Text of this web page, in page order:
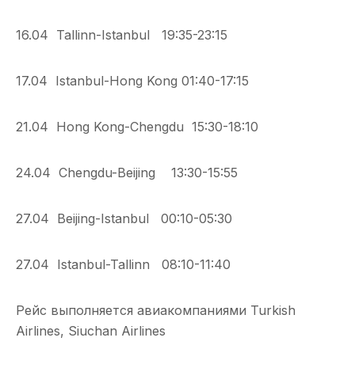
16.04 Tallinn-Istanbul 19:35-23:15
17.04 Istanbul-Hong Kong 01:40-17:15
21.04 Hong Kong-Chengdu 15:30-18:10
24.04 Chengdu-Beijing 13:30-15:55
27.04 Beijing-Istanbul 00:10-05:30
27.04 Istanbul-Tallinn 08:10-11:40
Рейс выполняется авиакомпаниями Turkish
Airlines, Siuchan Airlines